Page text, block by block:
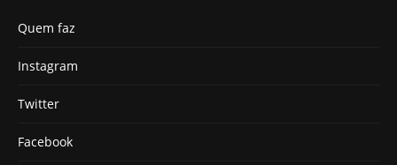
Quem faz
Instagram
Twitter
Facebook